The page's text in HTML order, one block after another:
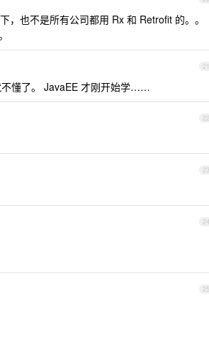
也不是所有公司都用 Rx 和 Retrofit 的。。
21
不懂了。 JavaEE 才刚开始学……
22
23
24
25